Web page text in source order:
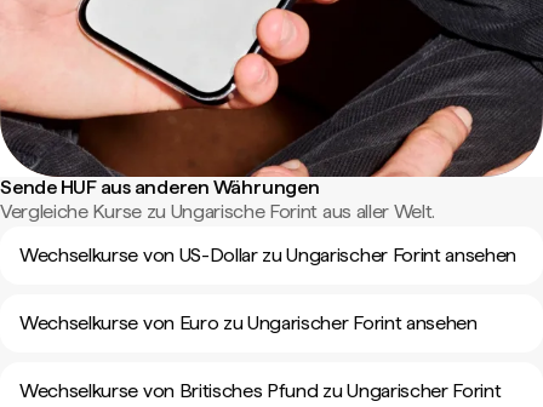
Sende HUF aus anderen Währungen
Vergleiche Kurse zu Ungarische Forint aus aller Welt.
Wechselkurse von US-Dollar zu Ungarischer Forint ansehen
Wechselkurse von Euro zu Ungarischer Forint ansehen
Wechselkurse von Britisches Pfund zu Ungarischer Forint